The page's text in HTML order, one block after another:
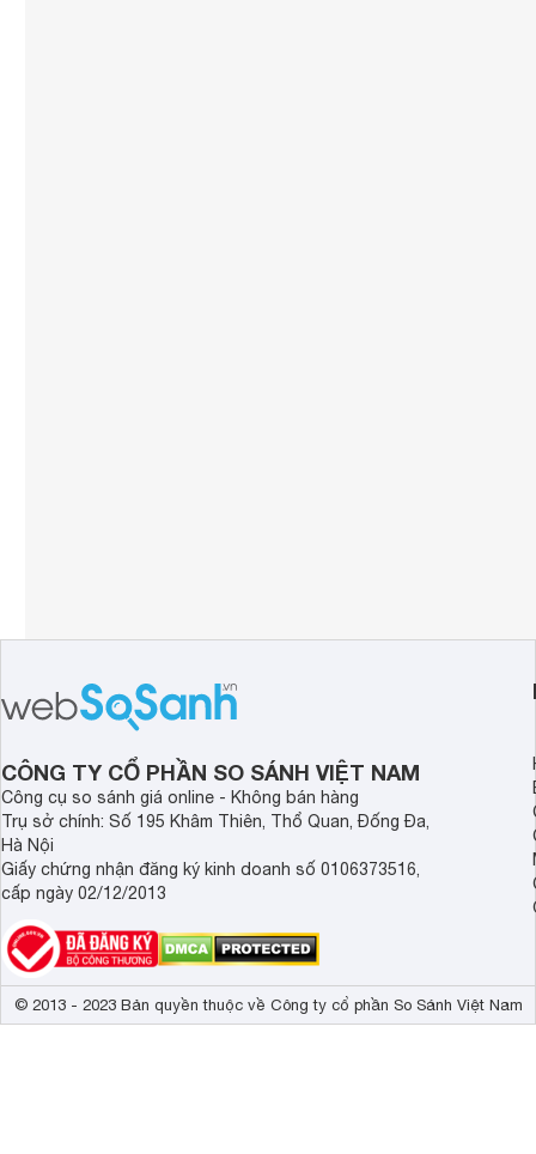
CÔNG TY CỔ PHẦN SO SÁNH VIỆT NAM
Công cụ so sánh giá online - Không bán hàng
Trụ sở chính: Số 195 Khâm Thiên, Thổ Quan, Đống Đa,
Hà Nội
Giấy chứng nhận đăng ký kinh doanh số 0106373516,
cấp ngày 02/12/2013
© 2013 - 2023 Bản quyền thuộc về Công ty cổ phần So Sánh Việt Nam